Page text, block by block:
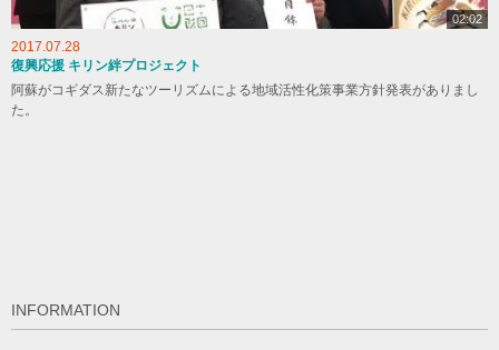
02:02
2017.07.28
復興応援 キリン絆プロジェクト
阿蘇がコギダス新たなツーリズムによる地域活性化策事業方針発表がありまし
た。
INFORMATION